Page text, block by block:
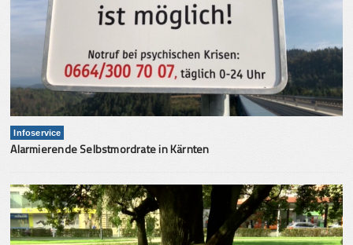
Infoservice
Alarmierende Selbstmordrate in Kärnten